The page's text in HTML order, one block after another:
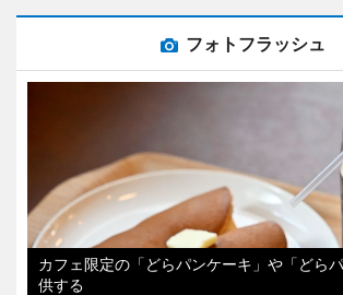
フォトフラッシュ
カフェ限定の「どらパンケーキ」や「どら
供する